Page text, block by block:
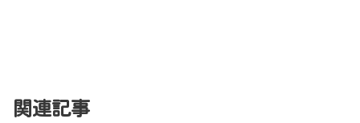
関連記事